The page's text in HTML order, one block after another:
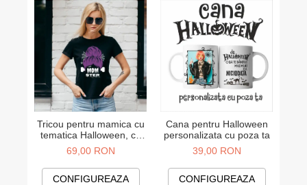
Tricou pentru mamica cu
tematica Halloween, cu
mesajul amuzant
"MOMSTER"
69,00 RON
CONFIGUREAZA
Cana pentru Halloween
personalizata cu poza ta
39,00 RON
CONFIGUREAZA